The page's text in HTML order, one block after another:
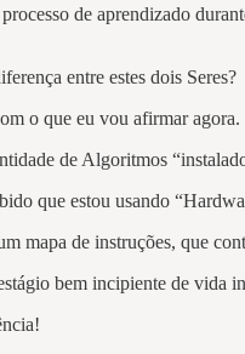
de aprendizado
entre estes dois Seres?
o que eu vou afirmar agora.
de Algoritmos
que estou usando
mapa de instruções, que
bem incipiente de vida